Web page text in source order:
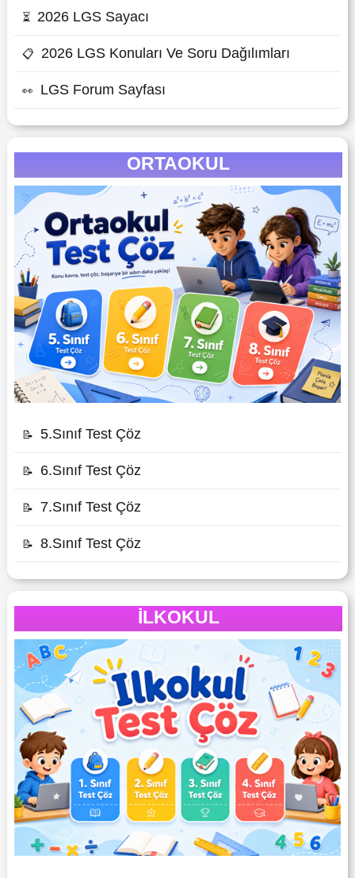
⏳ 2026 LGS Sayacı
📋 2026 LGS Konuları Ve Soru Dağılımları
👀 LGS Forum Sayfası
ORTAOKUL
📝 5.Sınıf Test Çöz
📝 6.Sınıf Test Çöz
📝 7.Sınıf Test Çöz
📝 8.Sınıf Test Çöz
İLKOKUL